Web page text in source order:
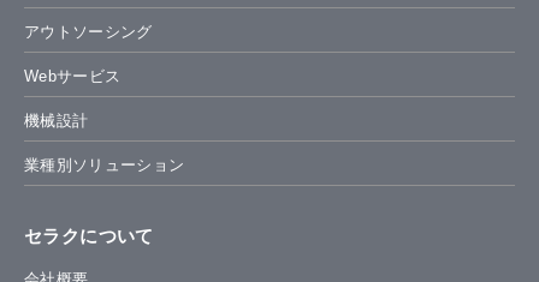
アウトソーシング
Webサービス
機械設計
業種別ソリューション
セラクについて